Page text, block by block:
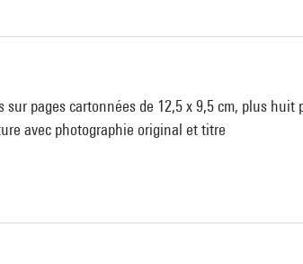
pages cartonnées de 12,5 x 9,5 cm, plus huit
avec photographie original et titre